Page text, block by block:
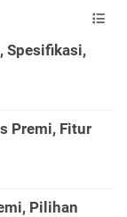
Spesifikasi,
Premi, Fitur
Pilihan